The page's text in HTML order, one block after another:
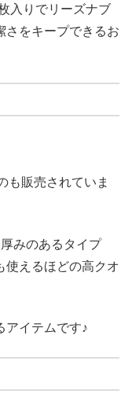
入りでリーズナブ
さをキープできるお
も販売されていま
みのあるタイプ
使えるほどの高クオ
アイテムです♪